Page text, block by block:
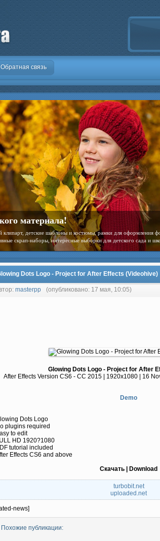
Обратная связь
материала!
клипарт, детские шаблоны и костюмы, рамки для оформления
скрап-наборы, интересные выборки для детского сада и
Dots Logo - Project for After Effects (Videohive)
masterpp (опубликовано: 17 мая, 10:05)
Glowing Dots Logo - Project for After
After Effects Version CS6 - CC 2015 | 1920x1080 | 16
Demo
Dots Logo
plugins required
to edit
HD 1920?1080
tutorial included
Effects CS6 and above
Скачать | Download
turbobit.net
uploaded.net
news]
Похожие публикации: